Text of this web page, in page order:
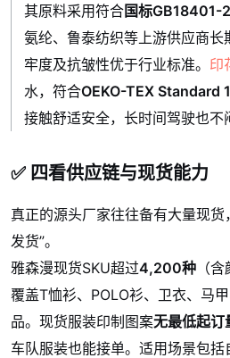
其原料采用符合国标GB18401-
氨纶、鲁泰纺织等上游供应商
牢度及抗皱性优于行业标准。 印
水，符合OEKO-TEX Standard
接触舒适安全，长时间驾驶也不
✅ 四看供应链与现货能力
真正的源头厂家往往备有大量现
发货”。
雅森漫现货SKU超过4,200种 （
覆盖T恤衫、POLO衫、卫衣、马
品。现货服装印制图案无最低起订
车队服装也能接单。适用场景包